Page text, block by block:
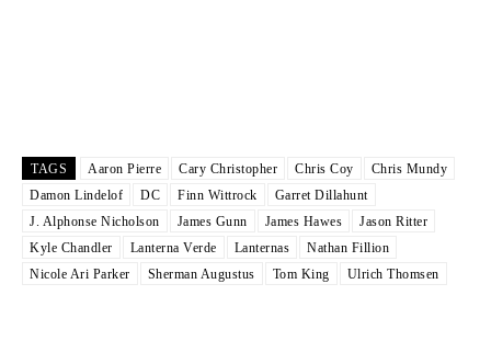
TAGS Aaron Pierre Cary Christopher Chris Coy
Chris Mundy
Damon Lindelof
DC Finn Wittrock
Garret Dillahunt
J. Alphonse Nicholson
James Gunn James Hawes
Jason Ritter
Kyle Chandler
Lanterna Verde Lanternas
Nathan Fillion
Nicole Ari Parker
Sherman Augustus Tom King Ulrich Thomsen